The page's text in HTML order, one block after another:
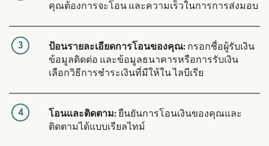
คุณต้องการจะโอน และความเร็วในการการส่งมอบ
3 ป้อนรายละเอียดการโอนของคุณ: กรอกชื่อผู้รับเงิน
ข้อมูลติดต่อ และข้อมูลธนาคารหรือการรับเงิน
เลือกวิธีการชำระเงินที่มีให้ใน ไลบีเรีย
4 โอนและติดตาม:ยืนยันการโอนเงินของคุณและ
ติดตามได้แบบเรียลไทม์